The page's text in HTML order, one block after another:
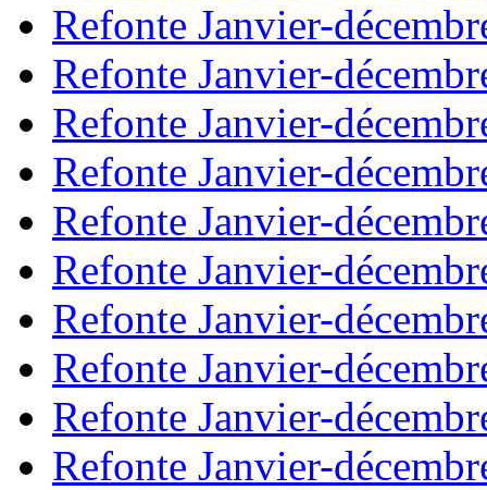
Refonte Janvier-
Refonte Janvier-
Refonte Janvier-
Refonte Janvier-
Refonte Janvier-
Refonte Janvier-
Refonte Janvier-
Refonte Janvier-
Refonte Janvier-
Refonte Janvier-